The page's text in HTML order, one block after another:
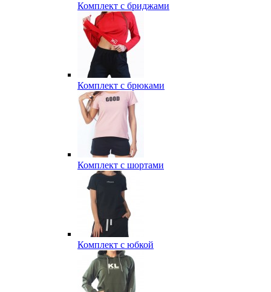
Комплект с бриджами
Комплект с брюками
Комплект с шортами
Комплект с юбкой